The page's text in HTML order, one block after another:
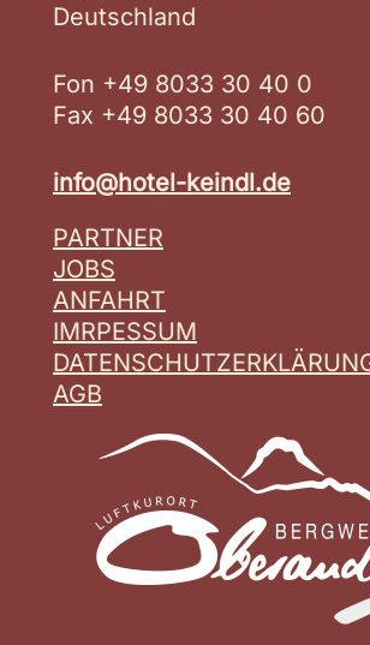
Deutschland
Fon +49 8033 30 40 0
Fax +49 8033 30 40 60
info@hotel-keindl.de
PARTNER
JOBS
ANFAHRT
IMRPESSUM
AGB